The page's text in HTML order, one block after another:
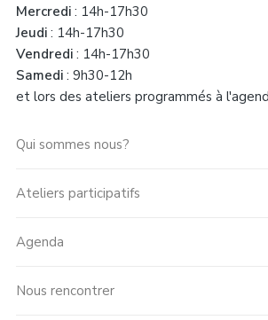
Mercredi: 14h-17h30
Jeudi: 14h-17h30
Vendredi: 14h-17h30
Samedi: 9h30-12h
et lors des ateliers programmés à
Qui sommes nous?
Ateliers participatifs
Agenda
Nous rencontrer